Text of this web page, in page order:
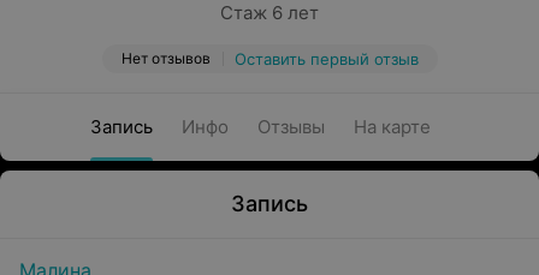
Стаж 6 лет
Нет отзывов Оставить первый отзыв
Запись Инфо Отзывы На карте
Запись
Малина